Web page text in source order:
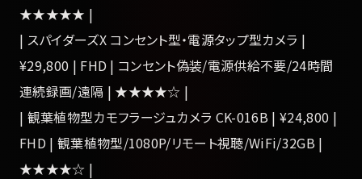
★★★★★ |
| スパイダーズX コンセント型・電源タップ型カメラ |
¥29,800 | FHD | コンセント偽装/電源供給不要/24時間
連続録画/遠隔 | ★★★★☆ |
| 観葉植物型カモフラージュカメラ CK-016B | ¥24,800 |
FHD | 観葉植物型/1080P/リモート視聴/WiFi/32GB |
★★★★☆ |